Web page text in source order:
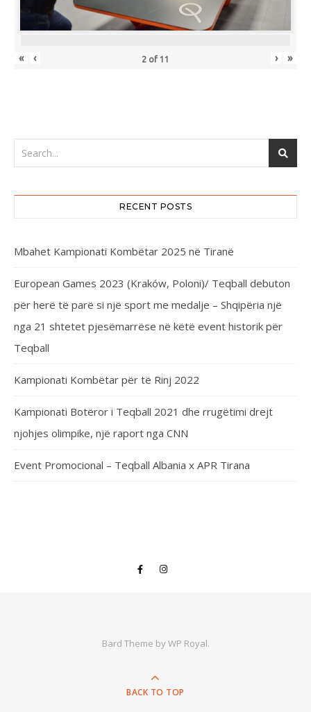
« ‹ 2 of 11 › »
RECENT POSTS
Mbahet Kampionati Kombëtar 2025 në Tiranë
European Games 2023 (Kraków, Poloni)/ Teqball debuton
për herë të parë si një sport me medalje – Shqipëria një
nga 21 shtetet pjesëmarrëse në këtë event historik për
Teqball
Kampionati Kombëtar për të Rinj 2022
Kampionati Botëror i Teqball 2021 dhe rrugëtimi drejt
njohjes olimpike, një raport nga CNN
Event Promocional – Teqball Albania x APR Tirana
Bard Theme byWP Royal.
BACK TO TOP